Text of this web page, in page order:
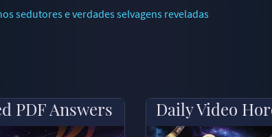
sedutores e verdades selvagens reveladas
PDF Answers Daily Video